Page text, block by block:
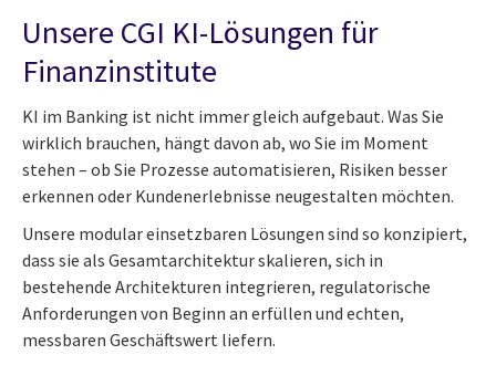
Unsere CGI KI-Lösungen für
Finanzinstitute
KI im Banking ist nicht immer gleich aufgebaut. Was Sie
wirklich brauchen, hängt davon ab, wo Sie im Moment
stehen – ob Sie Prozesse automatisieren, Risiken besser
erkennen oder Kundenerlebnisse neugestalten möchten.
Unsere modular einsetzbaren Lösungen sind so konzipiert,
dass sie als Gesamtarchitektur skalieren, sich in
bestehende Architekturen integrieren, regulatorische
Anforderungen von Beginn an erfüllen und echten,
messbaren Geschäftswert liefern.